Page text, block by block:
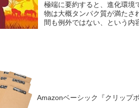
極端に要約すると、進化環境
物は大概タンパク質が満たさ
間も例外ではない、という
Amazonベーシック『クリップ